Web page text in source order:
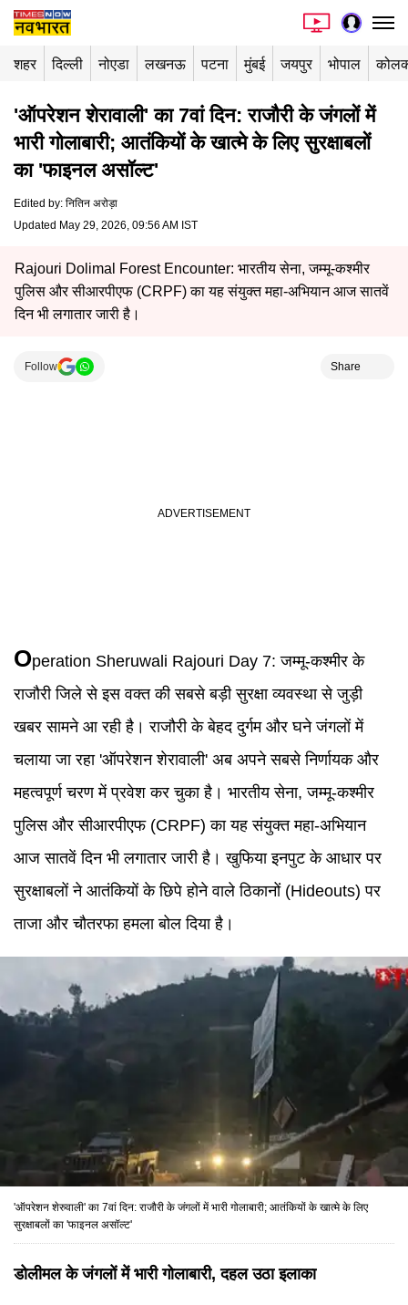
शहर दिल्ली नोएडा लखनऊ पटना मुंबई जयपुर भोपाल
'ऑपरेशन शेरावाली' का 7वां दिन: राजौरी के जंगलों में
भारी गोलाबारी; आतंकियों के खात्मे के लिए सुरक्षाबलों
का 'फाइनल असॉल्ट'
Edited by: नितिन अरोड़ा
Updated May 29, 2026, 09:56 AM IST
Rajouri Dolimal Forest Encounter: भारतीय सेना, जम्मू-कश्मीर
पुलिस और सीआरपीएफ (CRPF) का यह संयुक्त महा-अभियान आज सातवें
दिन भी लगातार जारी है।
Follow Share
Operation Sheruwali Rajouri Day 7:जम्मू-कश्मीर के
राजौरी जिले से इस वक्त की सबसे बड़ी सुरक्षा व्यवस्था से जुड़ी
खबर सामने आ रही है। राजौरी के बेहद दुर्गम और घने जंगलों में
चलाया जा रहा 'ऑपरेशन शेरावाली' अब अपने सबसे निर्णायक और
महत्वपूर्ण चरण में प्रवेश कर चुका है। भारतीय सेना, जम्मू-कश्मीर
पुलिस और सीआरपीएफ (CRPF) का यह संयुक्त महा-अभियान
आज सातवें दिन भी लगातार जारी है। खुफिया इनपुट के आधार पर
सुरक्षाबलों ने आतंकियों के छिपे होने वाले ठिकानों (Hideouts) पर
ताजा और चौतरफा हमला बोल दिया है।
'ऑपरेशन शेरुवाली' का 7वां दिन: राजौरी के जंगलों में भारी गोलाबारी; आतंकियों के खात्मे के लिए
सुरक्षाबलों का 'फाइनल असॉल्ट'
डोलीमल के जंगलों में भारी गोलाबारी, दहल उठा इलाका